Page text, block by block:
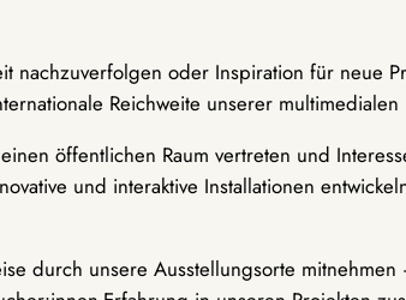
nachzuverfolgen oder Inspiration für neue
Reichweite unserer
öffentlichen Raum vertreten und
und interaktive Installationen
durch unsere Ausstellungsorte